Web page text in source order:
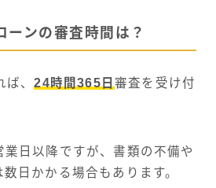
ーンの審査時間は？
ば、24時間365日審査を受け付
日以降ですが、書類の不備や
日かかる場合もあります。